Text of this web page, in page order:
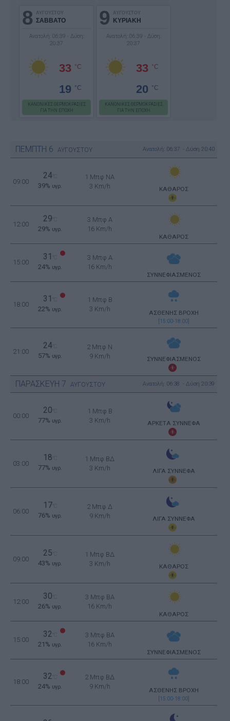
8 ΑΥΓΟΥΣΤΟΥ
ΣΑΒΒΑΤΟ
Ανατολή: 06:39 - Δύση:
20:37
33 °C
19 °C
ΚΑΝΟΝΙΚΕΣ ΘΕΡΜΟΚΡΑΣΙΕΣ
ΓΙΑ ΤΗΝ ΕΠΟΧΗ
9 ΑΥΓΟΥΣΤΟΥ
ΚΥΡΙΑΚΗ
Ανατολή: 06:39 - Δύση:
20:37
33 °C
20 °C
ΚΑΝΟΝΙΚΕΣ ΘΕΡΜΟΚΡΑΣΙΕΣ
ΓΙΑ ΤΗΝ ΕΠΟΧΗ
ΠΕΜΠΤΗ 6 ΑΥΓΟΥΣΤΟΥ Ανατολή: 06:37 - Δύση 20:40
09:00
24°C
39% υγρ.
1 Μπφ NA
3 Km/h
ΚΑΘΑΡΟΣ
12:00
29
29% υγρ.
3 Μπφ Α
16 Km/h
ΚΑΘΑΡΟΣ
15:00
31
24% υγρ.
3 Μπφ Α
16 Km/h
ΣΥΝΝΕΦΙΑΣΜΕΝΟΣ
18:00
31
22% υγρ.
1 Μπφ B
3 Km/h
ΑΣΘΕΝΗΣ ΒΡΟΧΗ
[15:00-18:00]
21:00
24°C
57% υγρ.
2 Μπφ N
9 Km/h
ΣΥΝΝΕΦΙΑΣΜΕΝΟΣ
ΠΑΡΑΣΚΕΥΗ 7 ΑΥΓΟΥΣΤΟΥ Ανατολή: 06:38 - Δύση 20:39
00:00
20
77% υγρ.
1 Μπφ B
3 Km/h
ΑΡΚΕΤΑ ΣΥΝΝΕΦΑ
03:00
18
77% υγρ.
1 Μπφ ΒΔ
3 Km/h
ΛΙΓΑ ΣΥΝΝΕΦΑ
06:00
17
76% υγρ.
2 Μπφ Δ
9 Km/h
ΛΙΓΑ ΣΥΝΝΕΦΑ
09:00
25
43% υγρ.
1 Μπφ ΒΔ
3 Km/h
ΚΑΘΑΡΟΣ
12:00
30
26% υγρ.
3 Μπφ BA
16 Km/h
ΚΑΘΑΡΟΣ
15:00
32
21% υγρ.
3 Μπφ BA
16 Km/h
ΣΥΝΝΕΦΙΑΣΜΕΝΟΣ
18:00
32
24% υγρ.
2 Μπφ ΒΔ
9 Km/h
ΑΣΘΕΝΗΣ ΒΡΟΧΗ
[15:00-18:00]